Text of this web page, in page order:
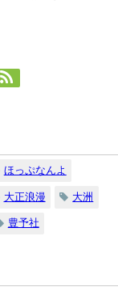
ほっぷなんよ
大正浪漫 大洲
豊予社